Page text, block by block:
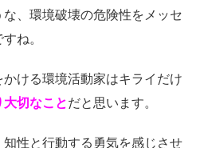
、環境破壊の危険性をメッセ
ね。
ける環境活動家はキライだけ
切なことだと思います。
性と行動する勇気を感じさせ